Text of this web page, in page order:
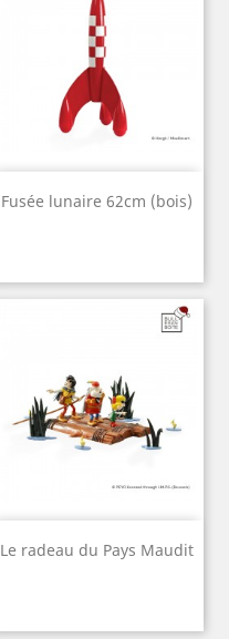
Fusée lunaire 62cm (bois)
Le radeau du Pays Maudit